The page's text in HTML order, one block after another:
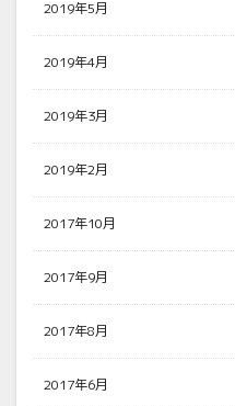
2019年5月
2019年4月
2019年3月
2019年2月
2017年10月
2017年9月
2017年8月
2017年6月